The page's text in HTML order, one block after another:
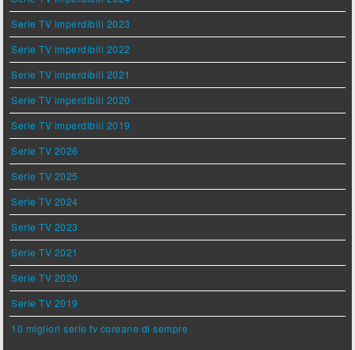
Serie TV imperdibili 2023
Serie TV imperdibili 2022
Serie TV imperdibili 2021
Serie TV imperdibili 2020
Serie TV imperdibili 2019
Serie TV 2026
Serie TV 2025
Serie TV 2024
Serie TV 2023
Serie TV 2021
Serie TV 2020
Serie TV 2019
10 migliori serie tv coreane di sempre